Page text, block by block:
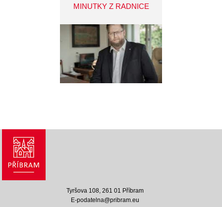
MINUTKY Z RADNICE
Tyršova 108, 261 01 Příbram
E-podatelna@pribram.eu